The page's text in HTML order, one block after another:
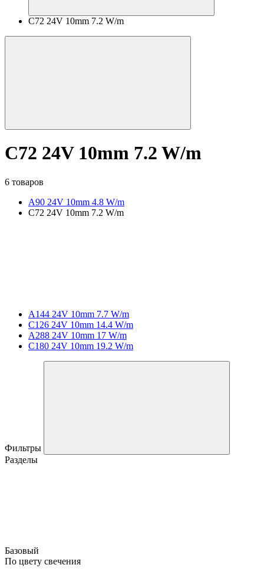
C72 24V 10mm 7.2 W/m
C72 24V 10mm 7.2 W/m
6 товаров
A90 24V 10mm 4.8 W/m
C72 24V 10mm 7.2 W/m
A144 24V 10mm 7.7 W/m
C126 24V 10mm 14.4 W/m
A288 24V 10mm 17 W/m
C180 24V 10mm 19.2 W/m
Фильтры
Разделы
Базовый
По цвету свечения